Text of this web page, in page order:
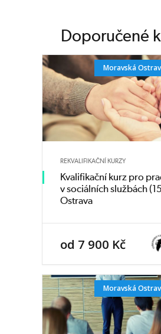
Doporučené
Moravská
REKVALIFIKAČNÍ KURZY
Kvalifikační kurz pro
v sociálních službách
Ostrava
od 7 900 Kč
Moravská